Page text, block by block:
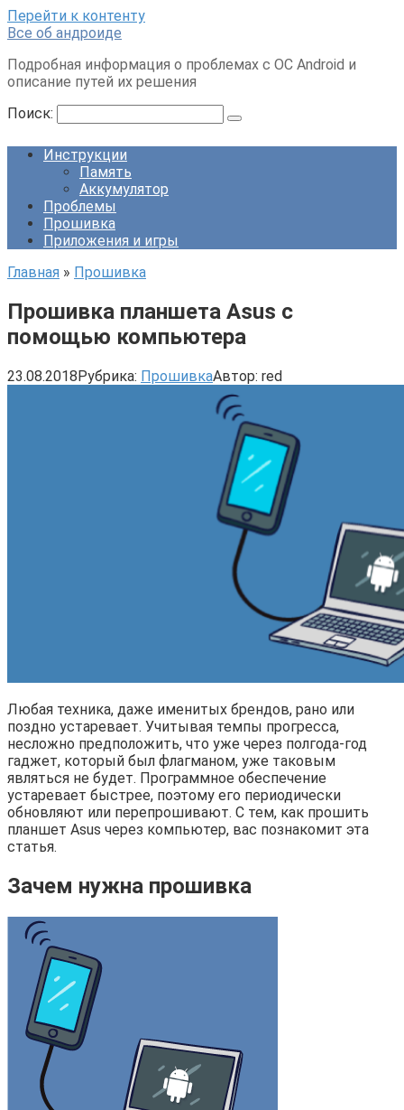
Перейти к контенту
Все об андроиде
Подробная информация о проблемах с ОС Android и
описание путей их решения
Поиск:
Инструкции
Память
Аккумулятор
Проблемы
Прошивка
Приложения и игры
Главная » Прошивка
Прошивка планшета Asus с
помощью компьютера
23.08.2018Рубрика: ПрошивкаАвтор: red
Любая техника, даже именитых брендов, рано или
поздно устаревает. Учитывая темпы прогресса,
несложно предположить, что уже через полгода-год
гаджет, который был флагманом, уже таковым
являться не будет. Программное обеспечение
устаревает быстрее, поэтому его периодически
обновляют или перепрошивают. С тем, как прошить
планшет Asus через компьютер, вас познакомит эта
статья.
Зачем нужна прошивка